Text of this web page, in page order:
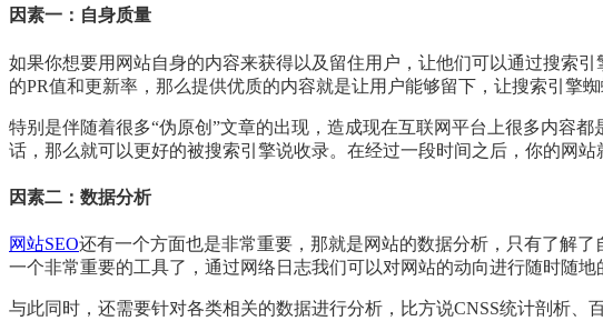
因素一：自身质量
如果你想要用网站自身的内容来获得以及留住用户，让他们可以通过搜索
的PR值和更新率，那么提供优质的内容就是让用户能够留下，让搜索引擎蜘
特别是伴随着很多“伪原创”文章的出现，造成现在互联网平台上很多内容
话，那么就可以更好的被搜索引擎说收录。在经过一段时间之后，你的网
因素二：数据分析
网站SEO还有一个方面也是非常重要，那就是网站的数据分析，只有了解
一个非常重要的工具了，通过网络日志我们可以对网站的动向进行随时随地
与此同时，还需要针对各类相关的数据进行分析，比方说CNSS统计剖析